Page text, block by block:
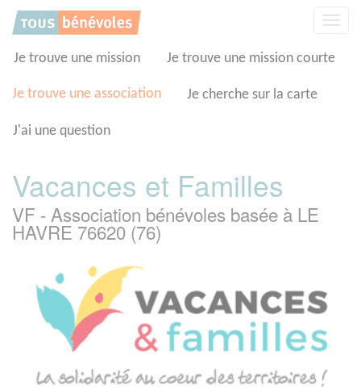
Je trouve une mission Je trouve une mission courte
Je trouve une association Je cherche sur la carte
J'ai une question
Vacances et Familles
VF - Association bénévoles basée à LE
HAVRE 76620 (76)
Panneau de gestion des cookies